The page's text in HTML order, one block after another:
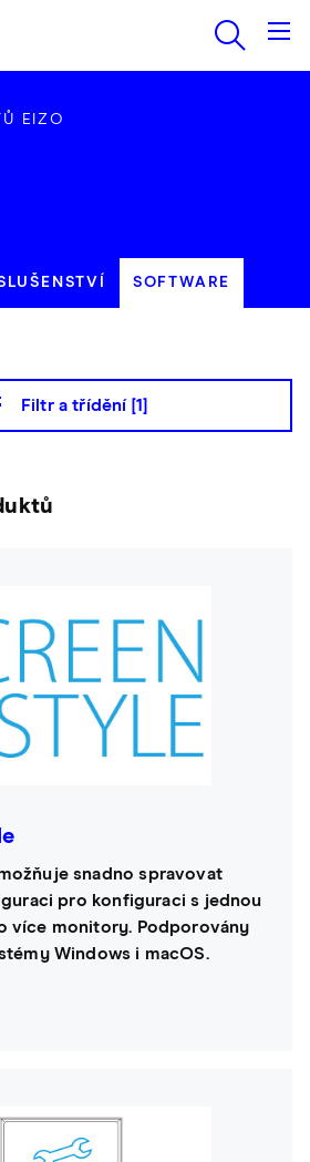
EIZO
SOFTWARE
Filtr a třídění [1]
snadno spravovat
pro konfiguraci s jednou
více monitory. Podporovány
Windows i macOS.